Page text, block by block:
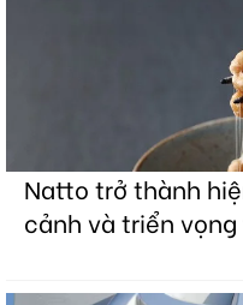
Natto trở thành
cảnh và triển